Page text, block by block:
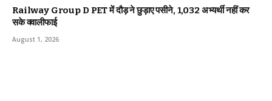
Railway Group D PET में दौड़ ने छुड़ाए पसीने, 1,032 अभ्यर्थी नहीं कर
सके क्वालीफाई
August 1, 2026